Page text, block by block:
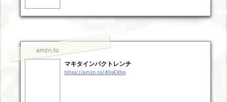
amzn.to
マキタインパクトレンチ
https://amzn.to/40gEXhp